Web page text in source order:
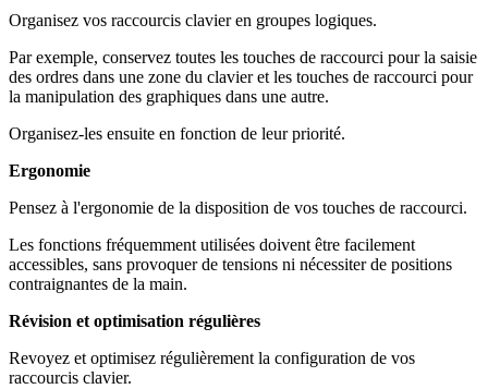
Organisez vos raccourcis clavier en groupes logiques.
Par exemple, conservez toutes les touches de raccourci pour la saisie
des ordres dans une zone du clavier et les touches de raccourci pour
la manipulation des graphiques dans une autre.
Organisez-les ensuite en fonction de leur priorité.
Ergonomie
Pensez à l'ergonomie de la disposition de vos touches de raccourci.
Les fonctions fréquemment utilisées doivent être facilement
accessibles, sans provoquer de tensions ni nécessiter de positions
contraignantes de la main.
Révision et optimisation régulières
Revoyez et optimisez régulièrement la configuration de vos
raccourcis clavier.